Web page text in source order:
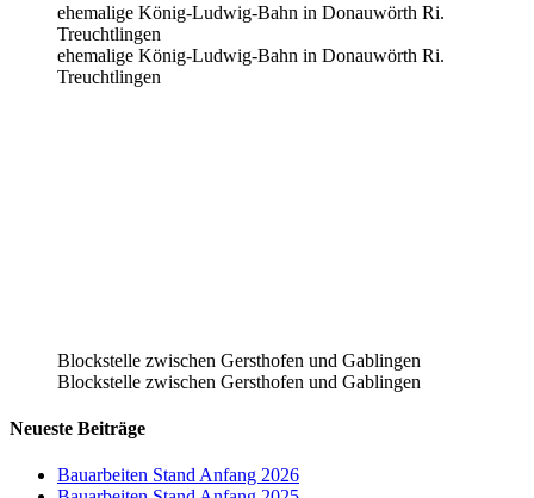
ehemalige König-Ludwig-Bahn in Donauwörth Ri.
Treuchtlingen
ehemalige König-Ludwig-Bahn in Donauwörth Ri.
Treuchtlingen
Blockstelle zwischen Gersthofen und Gablingen
Blockstelle zwischen Gersthofen und Gablingen
Neueste Beiträge
Bauarbeiten Stand Anfang 2026